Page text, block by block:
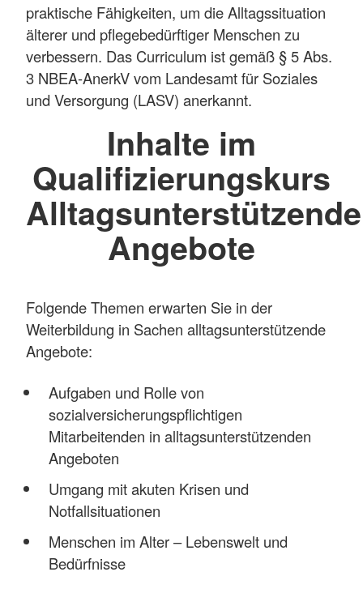
praktische Fähigkeiten, um die Alltagssituation
älterer und pflegebedürftiger Menschen zu
verbessern. Das Curriculum ist gemäß § 5 Abs.
3 NBEA-AnerkV vom Landesamt für Soziales
und Versorgung (LASV) anerkannt.
Inhalte im
Qualifizierungskurs
Alltagsunterstützende
Angebote
Folgende Themen erwarten Sie in der
Weiterbildung in Sachen alltagsunterstützende
Angebote:
Aufgaben und Rolle von
sozialversicherungspflichtigen
Mitarbeitenden in alltagsunterstützenden
Angeboten
Umgang mit akuten Krisen und
Notfallsituationen
Menschen im Alter – Lebenswelt und
Bedürfnisse